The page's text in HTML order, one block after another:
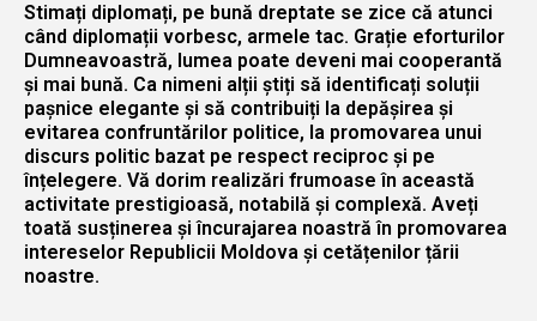
Stimați diplomați, pe bună dreptate se zice că atunci
când diplomații vorbesc, armele tac. Grație eforturilor
Dumneavoastră, lumea poate deveni mai cooperantă
și mai bună. Ca nimeni alții știți să identificați soluții
pașnice elegante și să contribuiți la depășirea și
evitarea confruntărilor politice, la promovarea unui
discurs politic bazat pe respect reciproc și pe
înțelegere. Vă dorim realizări frumoase în această
activitate prestigioasă, notabilă și complexă. Aveți
toată susținerea și încurajarea noastră în promovarea
intereselor Republicii Moldova și cetățenilor țării
noastre.